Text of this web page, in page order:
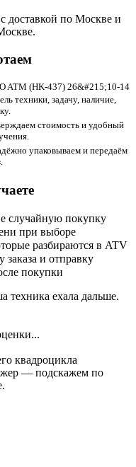
доставкой по Москве и
ATM (HK-437) 26&#215;10-14
техники, задачу, наличие,
стоимость и удобный
упаковываем и передаём
случайную покупку
при выборе
разбираются в ATV
и отправку
покупки
техника ехала дальше.
квадроцикла
— подскажем по